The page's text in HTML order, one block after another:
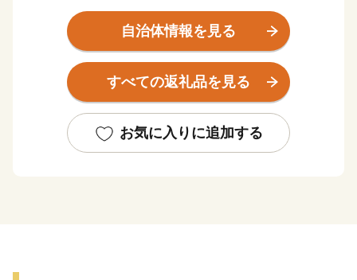
玄関口であるJR岐阜駅周辺に並ぶ高層ビル。
昭和の面影を残しながら新たな活気がみなぎる柳ケ瀬商
1,300年以上の歴史を持つ鵜飼が行われる清流長良川。
道三公・織田信長公・明智光秀公をはじめとする戦国武
将ゆかりのまち。
自治体情報を見る
すべての返礼品を見る
お気に入りに追加する